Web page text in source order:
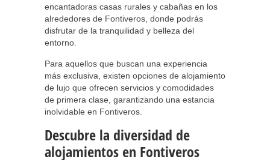
encantadoras casas rurales y cabañas en los
alrededores de Fontiveros, donde podrás
disfrutar de la tranquilidad y belleza del
entorno.
Para aquellos que buscan una experiencia
más exclusiva, existen opciones de alojamiento
de lujo que ofrecen servicios y comodidades
de primera clase, garantizando una estancia
inolvidable en Fontiveros.
Descubre la diversidad de
alojamientos en Fontiveros